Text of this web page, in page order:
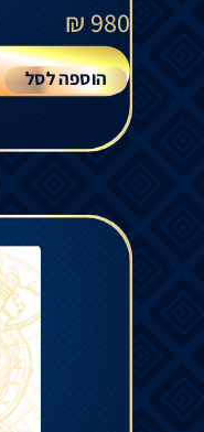
980
₪
הוספה לסל